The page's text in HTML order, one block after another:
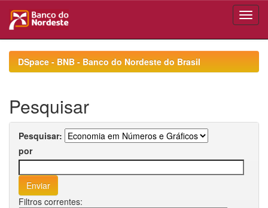
navigationDSpace - BNB - Banco do Nordeste do Brasil
Pesquisar
Pesquisar:
por
Filtros correntes: